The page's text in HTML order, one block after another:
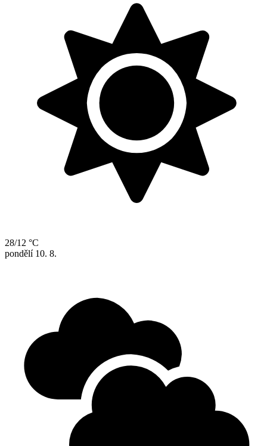
28/12 °C
pondělí 10. 8.